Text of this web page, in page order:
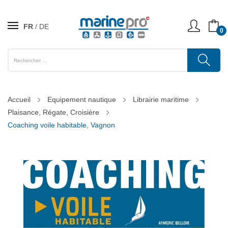
FR DE 0
Accueil Equipement nautique
Librairie maritime
Plaisance, Régate, Croisière
Coaching voile habitable, Vagnon